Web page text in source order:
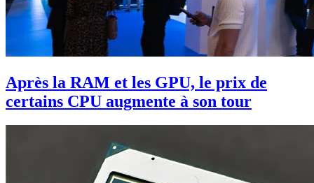
Après la RAM et les GPU, le prix de
certains CPU augmente à son tour